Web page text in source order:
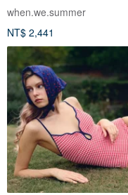
when.we.summer
NT$ 2,441